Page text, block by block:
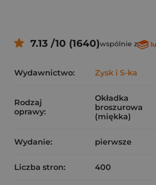
7.13 /10 (1640)wspólnie z
Wydawnictwo: Zysk i S-ka
Rodzaj
oprawy:
Okładka
broszurowa
(miękka)
Wydanie: pierwsze
Liczba stron: 400